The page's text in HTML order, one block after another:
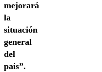
mejorará
la
situación
general
del
país”.